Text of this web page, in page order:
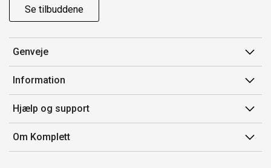
Se tilbuddene
Genveje
Min side
Ordrehistorik
Gavekort
Information
Salgsbetingelser
Mærker/producent
Fortrydelsesret
Hjælp og support
Kontakt os
Kundeservice
Om Komplett